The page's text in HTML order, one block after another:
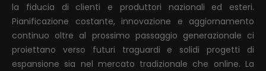
la fiducia di clienti e produttori nazionali ed esteri.
Pianificazione costante, innovazione e aggiornamento
continuo oltre al prossimo passaggio generazionale ci
proiettano verso futuri traguardi e solidi progetti di
espansione sia nel mercato tradizionale che online. La